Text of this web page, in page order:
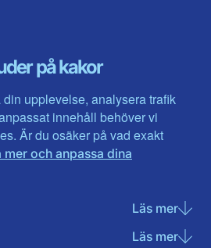
på kakor
din upplevelse, analysera trafik
innehåll behöver vi
Är du osäker på vad exakt
mer och anpassa dina
Läs merom
Läs merom
Värmlands län
Västerbotten
Västra Götaland
Västernorrland
Västmanland
Örebro län
Östergötland
medier